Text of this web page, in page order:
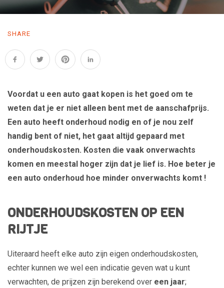
SHARE
Voordat u een auto gaat kopen is het goed om te
weten dat je er niet alleen bent met de aanschafprijs.
Een auto heeft onderhoud nodig en of je nou zelf
handig bent of niet, het gaat altijd gepaard met
onderhoudskosten. Kosten die vaak onverwachts
komen en meestal hoger zijn dat je lief is. Hoe beter je
een auto onderhoud hoe minder onverwachts komt !
ONDERHOUDSKOSTEN OP EEN
RIJTJE
Uiteraard heeft elke auto zijn eigen onderhoudskosten,
echter kunnen we wel een indicatie geven wat u kunt
verwachten, de prijzen zijn berekend over een jaar;